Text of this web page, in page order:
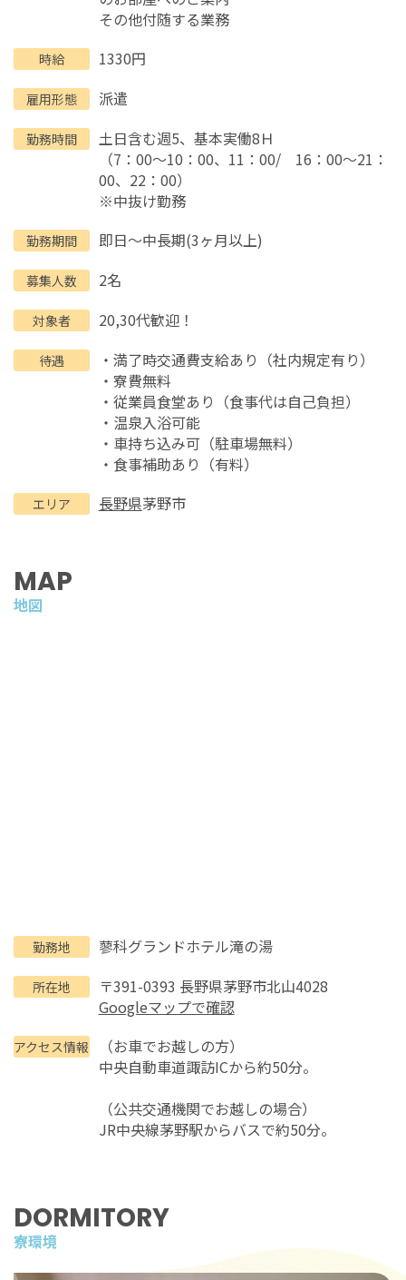
その他付随する業務
時給 1330円
雇用形態 派遣
勤務時間
土日含む週5、基本実働8Ｈ
（7：00～10：00、11：00/ 16：00～21：
00、22：00）
※中抜け勤務
勤務期間 即日～中長期(3ヶ月以上)
募集人数 2名
対象者 20,30代歓迎！
待遇
・満了時交通費支給あり（社内規定有り）
・寮費無料
・従業員食堂あり（食事代は自己負担）
・温泉入浴可能
・車持ち込み可（駐車場無料）
・食事補助あり（有料）
エリア 長野県茅野市
MAP
地図
勤務地 蓼科グランドホテル滝の湯
所在地
〒391-0393 長野県茅野市北山4028
Googleマップで確認
アクセス情報
（お車でお越しの方）
中央自動車道諏訪ICから約50分。
（公共交通機関でお越しの場合）
JR中央線茅野駅からバスで約50分。
DORMITORY
寮環境